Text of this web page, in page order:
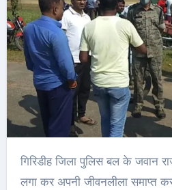
गिरिडीह जिला पुलिस बल के जवान राजू एक्का ने खुद को फांसी
लगा कर अपनी जीवनलीला समाप्त